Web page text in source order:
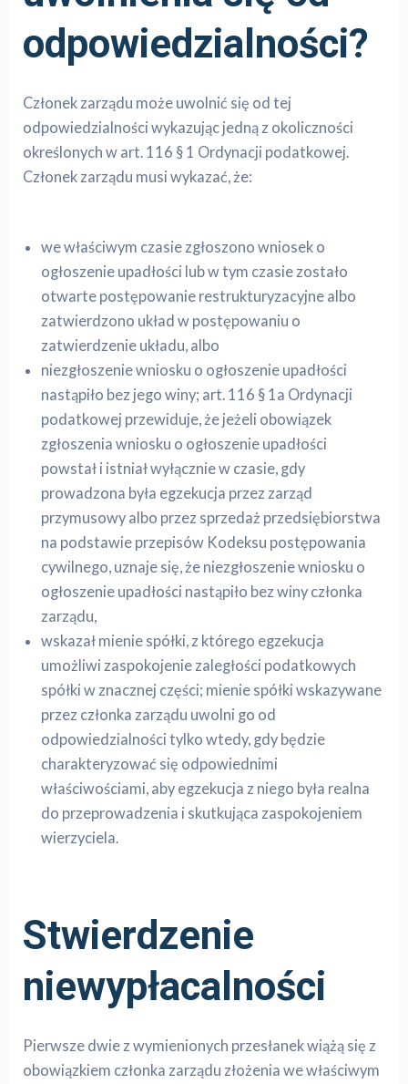
odpowiedzialności?
Członek zarządu może uwolnić się od tej
odpowiedzialności wykazując jedną z okoliczności
określonych w art. 116 § 1 Ordynacji podatkowej.
Członek zarządu musi wykazać, że:
we właściwym czasie zgłoszono wniosek o
ogłoszenie upadłości lub w tym czasie zostało
otwarte postępowanie restrukturyzacyjne albo
zatwierdzono układ w postępowaniu o
zatwierdzenie układu, albo
niezgłoszenie wniosku o ogłoszenie upadłości
nastąpiło bez jego winy; art. 116 § 1a Ordynacji
podatkowej przewiduje, że jeżeli obowiązek
zgłoszenia wniosku o ogłoszenie upadłości
powstał i istniał wyłącznie w czasie, gdy
prowadzona była egzekucja przez zarząd
przymusowy albo przez sprzedaż przedsiębiorstwa
na podstawie przepisów Kodeksu postępowania
cywilnego, uznaje się, że niezgłoszenie wniosku o
ogłoszenie upadłości nastąpiło bez winy członka
zarządu,
wskazał mienie spółki, z którego egzekucja
umożliwi zaspokojenie zaległości podatkowych
spółki w znacznej części; mienie spółki wskazywane
przez członka zarządu uwolni go od
odpowiedzialności tylko wtedy, gdy będzie
charakteryzować się odpowiednimi
właściwościami, aby egzekucja z niego była realna
do przeprowadzenia i skutkująca zaspokojeniem
wierzyciela.
Stwierdzenie
niewypłacalności
Pierwsze dwie z wymienionych przesłanek wiążą się z
obowiązkiem członka zarządu złożenia we właściwym